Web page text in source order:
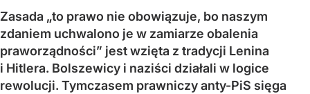
Zasada „to prawo nie obowiązuje, bo naszym
zdaniem uchwalono je w zamiarze obalenia
praworządności” jest wzięta z tradycji Lenina
i Hitlera. Bolszewicy i naziści działali w logice
rewolucji. Tymczasem prawniczy anty-PiS sięga